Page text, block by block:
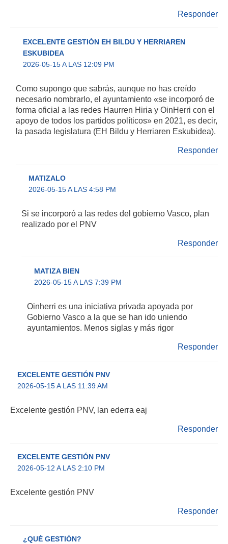
Responder
EXCELENTE GESTIÓN EH BILDU Y HERRIAREN
ESKUBIDEA
2026-05-15 A LAS 12:09 PM
Como supongo que sabrás, aunque no has creído
necesario nombrarlo, el ayuntamiento «se incorporó de
forma oficial a las redes Haurren Hiria y OinHerri con el
apoyo de todos los partidos políticos» en 2021, es decir,
la pasada legislatura (EH Bildu y Herriaren Eskubidea).
Responder
MATIZALO
2026-05-15 A LAS 4:58 PM
Si se incorporó a las redes del gobierno Vasco, plan
realizado por el PNV
Responder
MATIZA BIEN
2026-05-15 A LAS 7:39 PM
Oinherri es una iniciativa privada apoyada por
Gobierno Vasco a la que se han ido uniendo
ayuntamientos. Menos siglas y más rigor
Responder
EXCELENTE GESTIÓN PNV
2026-05-15 A LAS 11:39 AM
Excelente gestión PNV, lan ederra eaj
Responder
EXCELENTE GESTIÓN PNV
2026-05-12 A LAS 2:10 PM
Excelente gestión PNV
Responder
¿QUÉ GESTIÓN?